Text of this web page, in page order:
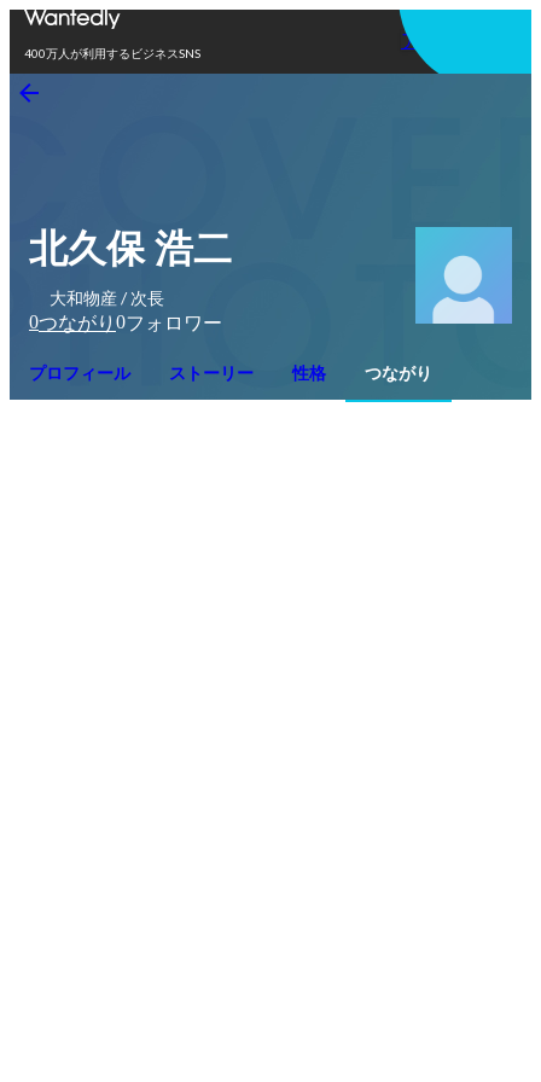
400万人が利用するビジネスSNS
アプリを使う
北久保 浩二
大和物産 / 次長
0つながり 0フォロワー
プロフィール ストーリー 性格 つながり